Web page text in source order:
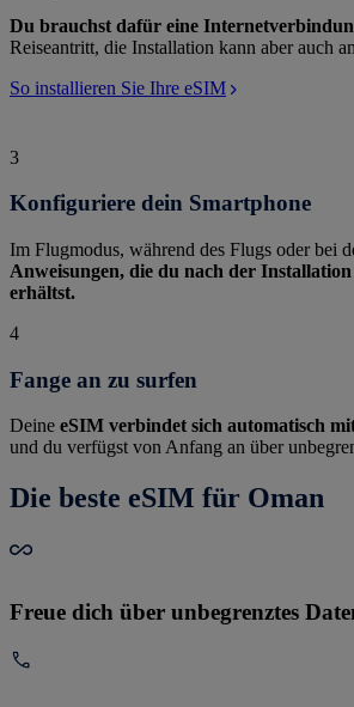
Du brauchst dafür eine
Reiseantritt, die Installation kann aber auch
So installieren Sie Ihre eSIM
3
Konfiguriere dein Smartphone
Im Flugmodus, während des Flugs oder bei
Anweisungen, die du nach der
erhältst.
4
Fange an zu surfen
Deine eSIM verbindet sich automatisch
und du verfügst von Anfang an über
Die beste eSIM für Oman
Freue dich über unbegrenztes